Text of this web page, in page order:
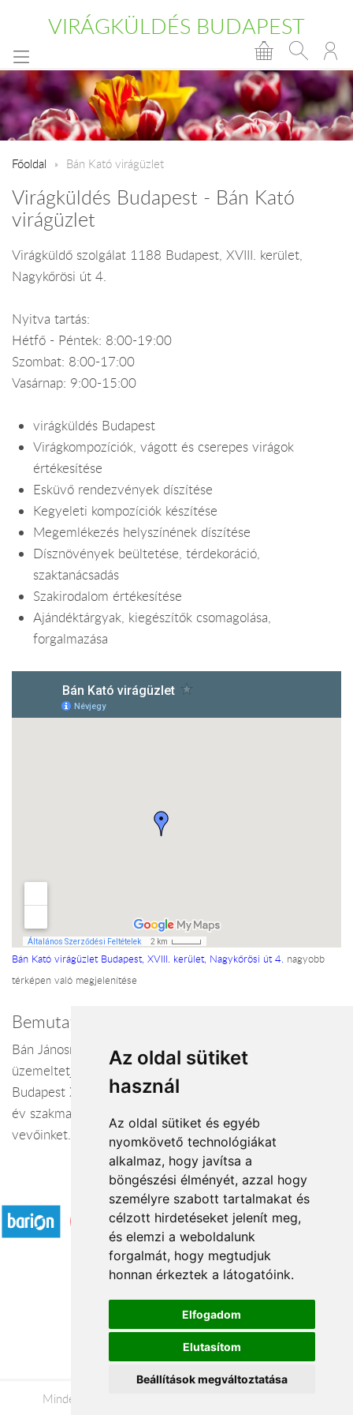
Az oldal sütiket
használ
Az oldal sütiket és egyéb
nyomkövető technológiákat
alkalmaz, hogy javítsa a
böngészési élményét, azzal hogy
személyre szabott tartalmakat és
célzott hirdetéseket jelenít meg,
és elemzi a weboldalunk
forgalmát, hogy megtudjuk
honnan érkeztek a látogatóink.
Elfogadom
Elutasítom
Beállítások megváltoztatása
VIRÁGKÜLDÉS BUDAPEST
Főoldal Bán Kató virágüzlet
Virágküldés Budapest - Bán Kató
virágüzlet
Virágküldő szolgálat 1188 Budapest, XVIII. kerület,
Nagykőrösi út 4.
Nyitva tartás:
Hétfő - Péntek: 8:00-19:00
Szombat: 8:00-17:00
Vasárnap: 9:00-15:00
virágküldés Budapest
Virágkompozíciók, vágott és cserepes virágok
értékesítése
Esküvő rendezvények díszítése
Kegyeleti kompozíciók készítése
Megemlékezés helyszínének díszítése
Dísznövények beültetése, térdekoráció,
szaktanácsadás
Szakirodalom értékesítése
Ajándéktárgyak, kiegészítők csomagolása,
forgalmazása
Bán Kató virágüzlet Budapest, XVIII. kerület, Nagykőrösi út 4. nagyobb
térképen való megjelenítése
Bemutatkozás
Bán Jánosné Kati vagyok, virágkötő mester. 1993 óta
üzemeltetjük családi vállalkozásunkat Pestszentimrén a
Budapest XVIII. kerületi Nagykőrösi út 4. szám alatt. 35
év szakmai tapasztatával és nagy szeretettel várjuk
vevőinket.
Elfogadott fizetési módok
Á.SZ.F.
Impresszum
Adatkezelési tájékoztató
Minden jog fenntartva © 2026 |